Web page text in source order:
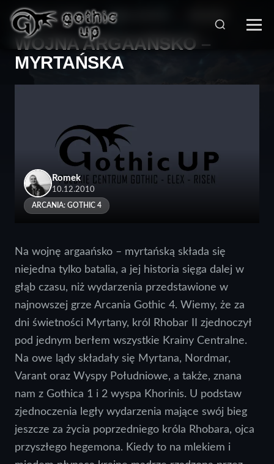
STRONA GŁÓWNA > SERIA GOTHIC
GOTHIC 4
>
WOJNA ARGAAŃSKO –
MYRTAŃSKA
Romek
10.12.2010
ARCANIA: GOTHIC 4
Na wojnę argaańsko – myrtańską składa się
niejedna tylko batalia, a jej historia sięga dalej w
głąb czasu, niż wydarzenia przedstawione w
najnowszej grze Arcania Gothic 4. Wiemy, że za
dni świetności Myrtany, król Rhobar II zjednoczył
pod jednym berłem wszystkie Krainy Centralne.
Na owe lądy składały się Myrtana, Nordmar,
Varant oraz Wyspy Południowe, a także, znana
nam z Gothica 1 i 2 wyspa Khorinis. U podstaw
zjednoczenia legły wydarzenia mające swój bieg
jeszcze za życia poprzedniego króla Rhobara, ojca
przyszłego hegemona. Kiedy to na mlekiem i